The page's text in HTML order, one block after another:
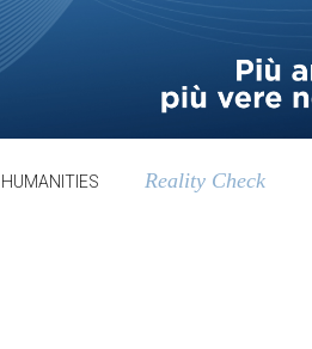
HUMANITIES Reality Check